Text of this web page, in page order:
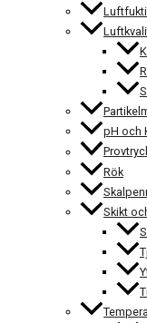
pH och
Rök
Skikt